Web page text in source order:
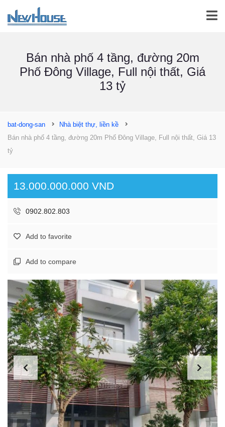
Bán nhà phố 4 tầng, đường 20m
Phố Đông Village, Full nội thất, Giá
13 tỷ
bat-dong-san
Nhà biệt thự, liền kề
Bán nhà phố 4 tầng, đường 20m Phố Đông Village, Full nội thất, Giá 13
tỷ
13.000.000.000 VND
0902.802.803
Add to favorite
Add to compare